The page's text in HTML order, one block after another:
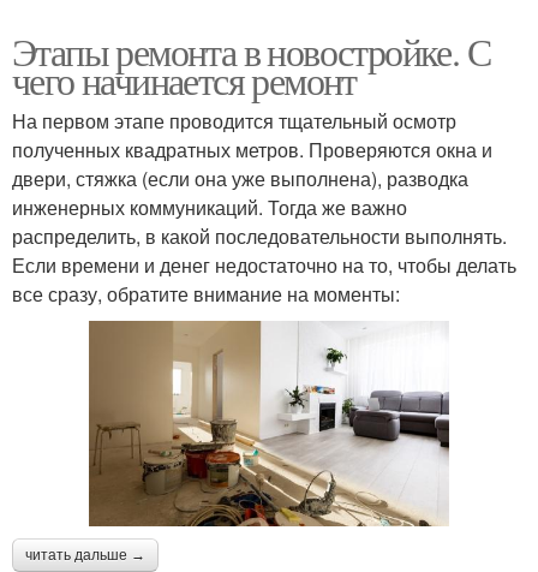
Этапы ремонта в новостройке. С
чего начинается ремонт
На первом этапе проводится тщательный осмотр
полученных квадратных метров. Проверяются окна и
двери, стяжка (если она уже выполнена), разводка
инженерных коммуникаций. Тогда же важно
распределить, в какой последовательности выполнять.
Если времени и денег недостаточно на то, чтобы делать
все сразу, обратите внимание на моменты:
читать дальше →